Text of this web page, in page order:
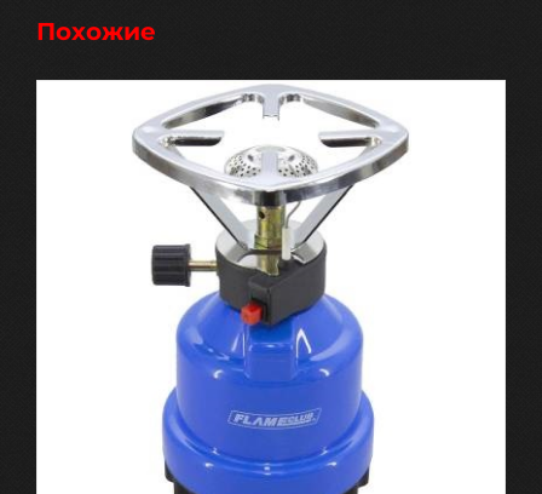
Похожие